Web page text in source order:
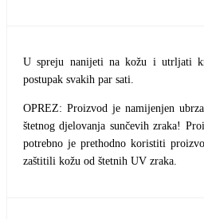
U spreju nanijeti na kožu i utrljati
postupak svakih par sati.
OPREZ: Proizvod je namijenjen
štetnog djelovanja sunčevih zraka!
potrebno je prethodno koristiti
zaštitili kožu od štetnih UV zraka.